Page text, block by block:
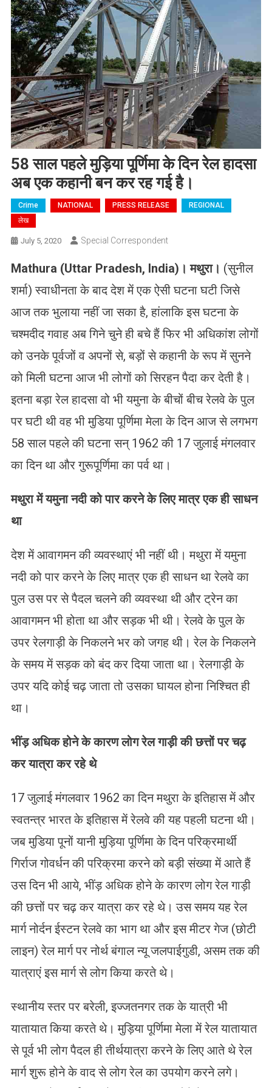
58 साल पहले मुड़िया पूर्णिमा के दिन रेल हादसा
अब एक कहानी बन कर रह गई है।
Crime NATIONAL PRESS RELEASE
REGIONAL
लेख
July 5, 2020 Special Correspondent
Mathura (Uttar Pradesh, India) । मथुरा। (सुनील
शर्मा) स्वाधीनता के बाद देश में एक ऐसी घटना घटी जिसे
आज तक भुलाया नहीं जा सका है, हांलाकि इस घटना के
चश्मदीद गवाह अब गिने चुने ही बचे हैं फिर भी अधिकांश लोगों
को उनके पूर्वजों व अपनों से, बड़ों से कहानी के रूप में सुनने
को मिली घटना आज भी लोगों को सिरहन पैदा कर देती है।
इतना बड़ा रेल हादसा वो भी यमुना के बीचों बीच रेलवे के पुल
पर घटी थी वह भी मुडिया पूर्णिमा मेला के दिन आज से लगभग
58 साल पहले की घटना सन् 1962 की 17 जुलाई मंगलवार
का दिन था और गुरूपूर्णिमा का पर्व था।
मथुरा में यमुना नदी को पार करने के लिए मात्र एक ही साधन
था
देश में आवागमन की व्यवस्थाएं भी नहीं थी। मथुरा में यमुना
नदी को पार करने के लिए मात्र एक ही साधन था रेलवे का
पुल उस पर से पैदल चलने की व्यवस्था थी और ट्रेन का
आवागमन भी होता था और सड़क भी थी। रेलवे के पुल के
उपर रेलगाड़ी के निकलने भर को जगह थी। रेल के निकलने
के समय में सड़क को बंद कर दिया जाता था। रेलगाड़ी के
उपर यदि कोई चढ़ जाता तो उसका घायल होना निश्चित ही
था।
भींड़ अधिक होने के कारण लोग रेल गाड़ी की छत्तों पर चढ़
कर यात्रा कर रहे थे
17 जुलाई मंगलवार 1962 का दिन मथुरा के इतिहास में और
स्वतन्त्र भारत के इतिहास में रेलवे की यह पहली घटना थी।
जब मुडिया पूनों यानी मुड़िया पूर्णिमा के दिन परिक्रमार्थी
गिर्राज गोवर्धन की परिक्रमा करने को बड़ी संख्या में आते हैं
उस दिन भी आये, भींड़ अधिक होने के कारण लोग रेल गाड़ी
की छत्तों पर चढ़ कर यात्रा कर रहे थे। उस समय यह रेल
मार्ग नोर्दन ईस्टन रेलवे का भाग था और इस मीटर गेज (छोटी
लाइन) रेल मार्ग पर नोर्थ बंगाल न्यू जलपाईगुडी, असम तक की
यात्राएं इस मार्ग से लोग किया करते थे।
स्थानीय स्तर पर बरेली, इज्जतनगर तक के यात्री भी
यातायात किया करते थे। मुड़िया पूर्णिमा मेला में रेल यातायात
से पूर्व भी लोग पैदल ही तीर्थयात्रा करने के लिए आते थे रेल
मार्ग शुरू होने के वाद से लोग रेल का उपयोग करने लगे।